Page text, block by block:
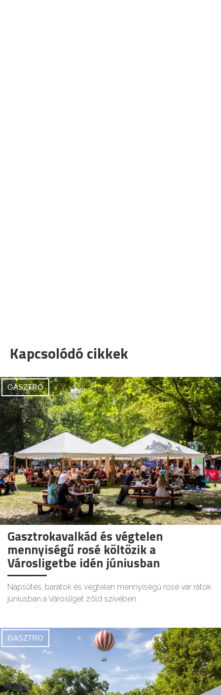
Kapcsolódó cikkek
GASZTRO
Gasztrokavalkád és végtelen
mennyiségű rosé költözik a
Városligetbe idén júniusban
Napsütés, barátok és végtelen mennyiségű rosé vár rátok
júniusban a Városliget zöld szívében.
GASZTRO